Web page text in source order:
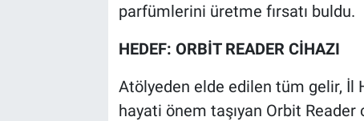
parfümlerini üretme fırsatı buldu.
HEDEF: ORBİT READER CİHAZI
Atölyeden elde edilen tüm gelir, İl
hayati önem taşıyan Orbit Reader